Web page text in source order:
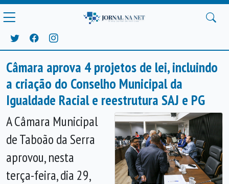
Câmara aprova 4 projetos de lei, incluindo
a criação do Conselho Municipal da
Igualdade Racial e reestrutura SAJ e PG
A Câmara Municipal
de Taboão da Serra
aprovou, nesta
terça-feira, dia 29,